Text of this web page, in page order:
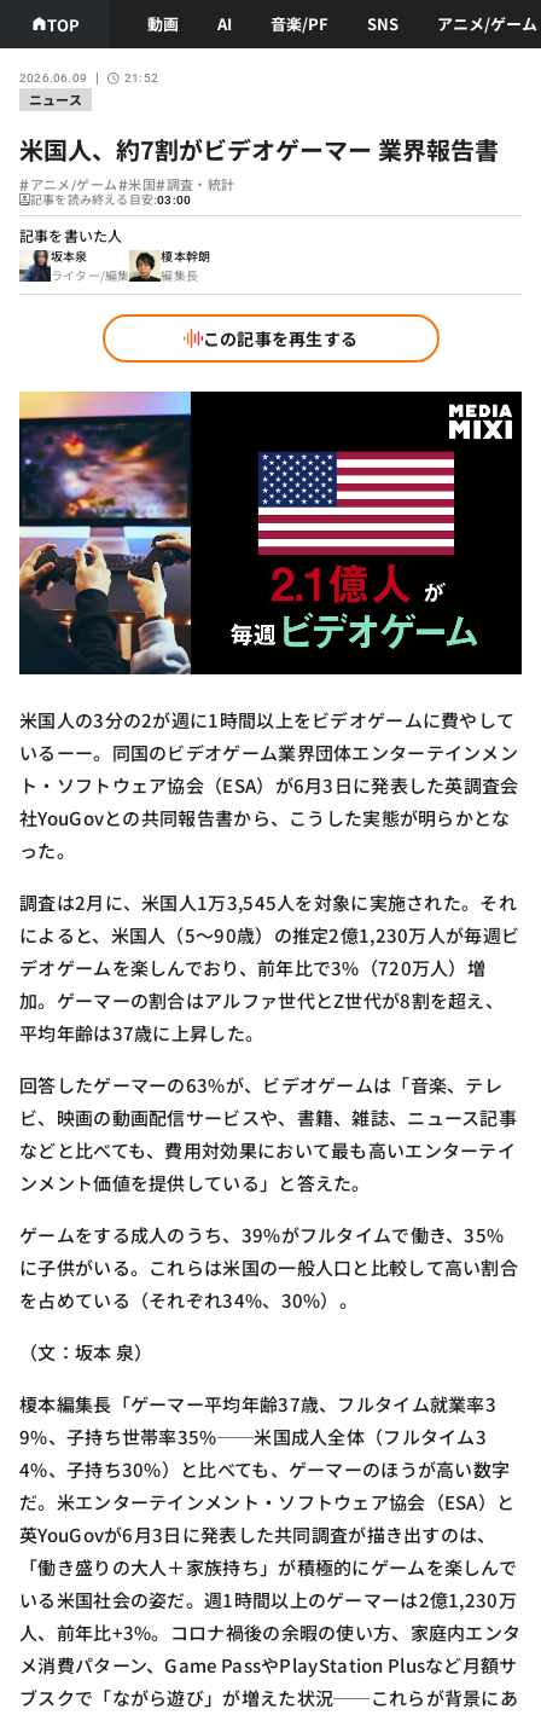
TOP 動画 AI 音楽/PF SNS アニメ/ゲーム
ニュース
2026.06.09 21:52
米国人、約7割がビデオゲーマー 業界報告書
#アニメ/ゲーム#米国#調査・統計
記事を読み終える目安:03:00
記事を書いた人
坂本泉
ライター/編集
榎本幹朗
編集長
この記事を再生する
米国人の3分の2が週に1時間以上をビデオゲームに費やして
いるーー。同国のビデオゲーム業界団体エンターテインメン
ト・ソフトウェア協会（ESA）が6月3日に発表した英調査会
社YouGovとの共同報告書から、こうした実態が明らかとな
った。
調査は2月に、米国人1万3,545人を対象に実施された。それ
によると、米国人（5〜90歳）の推定2億1,230万人が毎週ビ
デオゲームを楽しんでおり、前年比で3%（720万人）増
加。ゲーマーの割合はアルファ世代とZ世代が8割を超え、
平均年齢は37歳に上昇した。
回答したゲーマーの63%が、ビデオゲームは「音楽、テレ
ビ、映画の動画配信サービスや、書籍、雑誌、ニュース記事
などと比べても、費用対効果において最も高いエンターテイ
ンメント価値を提供している」と答えた。
ゲームをする成人のうち、39%がフルタイムで働き、35%
に子供がいる。これらは米国の一般人口と比較して高い割合
を占めている（それぞれ34%、30%）。
（文：坂本 泉）
榎本編集長「ゲーマー平均年齢37歳、フルタイム就業率3
9%、子持ち世帯率35%──米国成人全体（フルタイム3
4%、子持ち30%）と比べても、ゲーマーのほうが高い数字
だ。米エンターテインメント・ソフトウェア協会（ESA）と
英YouGovが6月3日に発表した共同調査が描き出すのは、
「働き盛りの大人＋家族持ち」が積極的にゲームを楽しんで
いる米国社会の姿だ。週1時間以上のゲーマーは2億1,230万
人、前年比+3%。コロナ禍後の余暇の使い方、家庭内エンタ
メ消費パターン、Game PassやPlayStation Plusなど月額サ
ブスクで「ながら遊び」が増えた状況──これらが背景にあ